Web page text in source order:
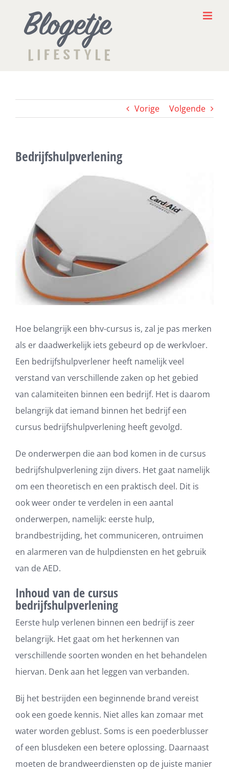
Vorige Volgende
Bedrijfshulpverlening
Hoe belangrijk een bhv-cursus is, zal je pas merken
als er daadwerkelijk iets gebeurd op de werkvloer.
Een bedrijfshulpverlener heeft namelijk veel
verstand van verschillende zaken op het gebied
van calamiteiten binnen een bedrijf. Het is daarom
belangrijk dat iemand binnen het bedrijf een
cursus bedrijfshulpverlening heeft gevolgd.
De onderwerpen die aan bod komen in de cursus
bedrijfshulpverlening zijn divers. Het gaat namelijk
om een theoretisch en een praktisch deel. Dit is
ook weer onder te verdelen in een aantal
onderwerpen, namelijk: eerste hulp,
brandbestrijding, het communiceren, ontruimen
en alarmeren van de hulpdiensten en het gebruik
van de AED.
Inhoud van de cursus
bedrijfshulpverlening
Eerste hulp verlenen binnen een bedrijf is zeer
belangrijk. Het gaat om het herkennen van
verschillende soorten wonden en het behandelen
hiervan. Denk aan het leggen van verbanden.
Bij het bestrijden een beginnende brand vereist
ook een goede kennis. Niet alles kan zomaar met
water worden geblust. Soms is een poederblusser
of een blusdeken een betere oplossing. Daarnaast
moeten de brandweerdiensten op de juiste manier